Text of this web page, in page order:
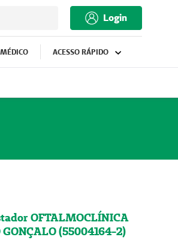
Login
ACESSO RÁPIDO
OFTALMOCLÍNICA
GONÇALO (55004164-2)